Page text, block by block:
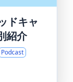
ドキャ
紹介
Podcast